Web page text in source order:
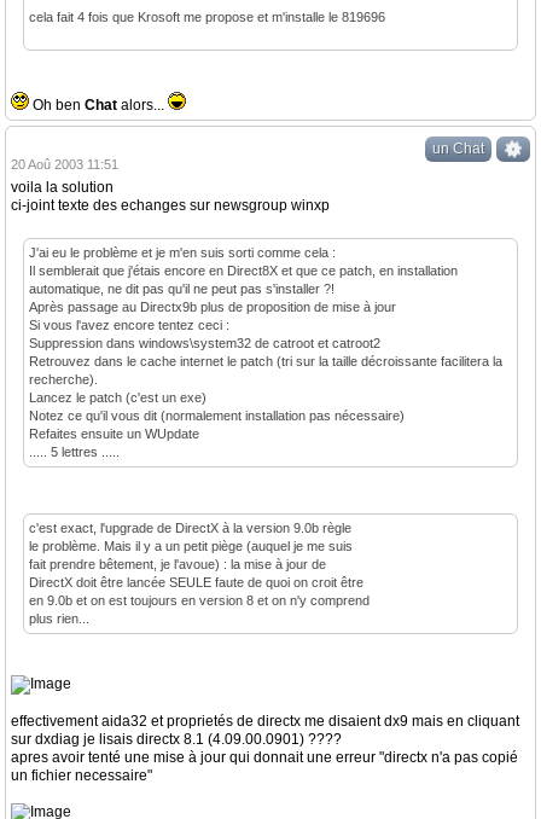
cela fait 4 fois que Krosoft me propose et m'installe le 819696
Oh ben Chat alors...
un Chat
20 Aoû 2003 11:51
voila la solution
ci-joint texte des echanges sur newsgroup winxp
J'ai eu le problème et je m'en suis sorti comme cela :
Il semblerait que j'étais encore en Direct8X et que ce patch, en installation
automatique, ne dit pas qu'il ne peut pas s'installer ?!
Après passage au Directx9b plus de proposition de mise à jour
Si vous l'avez encore tentez ceci :
Suppression dans windows\system32 de catroot et catroot2
Retrouvez dans le cache internet le patch (tri sur la taille décroissante facilitera la
recherche).
Lancez le patch (c'est un exe)
Notez ce qu'il vous dit (normalement installation pas nécessaire)
Refaites ensuite un WUpdate
..... 5 lettres .....
c'est exact, l'upgrade de DirectX à la version 9.0b règle
le problème. Mais il y a un petit piège (auquel je me suis
fait prendre bêtement, je l'avoue) : la mise à jour de
DirectX doit être lancée SEULE faute de quoi on croit être
en 9.0b et on est toujours en version 8 et on n'y comprend
plus rien...
effectivement aida32 et proprietés de directx me disaient dx9 mais en cliquant
sur dxdiag je lisais directx 8.1 (4.09.00.0901) ????
apres avoir tenté une mise à jour qui donnait une erreur "directx n'a pas copié
un fichier necessaire"